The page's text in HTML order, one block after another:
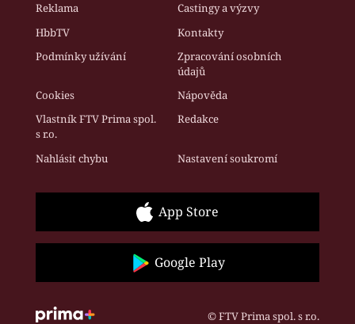
Reklama
Castingy a výzvy
HbbTV
Kontakty
Podmínky užívání
Zpracování osobních
údajů
Cookies
Nápověda
Vlastník FTV Prima spol.
s r.o.
Redakce
Nahlásit chybu Nastavení soukromí
App Store
Google Play
© FTV Prima spol. s r.o.